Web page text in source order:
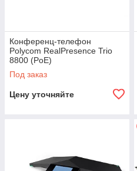
Конференц-телефон
Polycom RealPresence Trio
8800 (PoE)
Под заказ
Цену уточняйте